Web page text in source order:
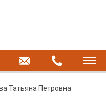
Татьяна Петровна